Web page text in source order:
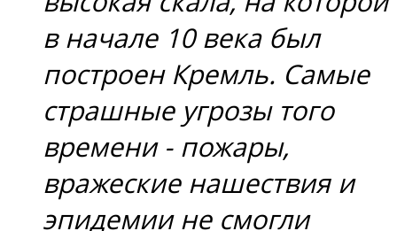
в начале 10 века был
построен Кремль. Самые
страшные угрозы того
времени - пожары,
вражеские нашествия и
эпидемии не смогли